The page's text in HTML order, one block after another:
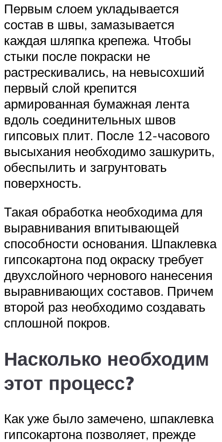
Первым слоем укладывается
состав в швы, замазывается
каждая шляпка крепежа. Чтобы
стыки после покраски не
растрескивались, на невысохший
первый слой крепится
армированная бумажная лента
вдоль соединительных швов
гипсовых плит. После 12-часового
высыхания необходимо зашкурить,
обеспылить и загрунтовать
поверхность.
Такая обработка необходима для
выравнивания впитывающей
способности основания. Шпаклевка
гипсокартона под окраску требует
двухслойного чернового нанесения
выравнивающих составов. Причем
второй раз необходимо создавать
сплошной покров.
Насколько необходим
этот процесс?
Как уже было замечено, шпаклевка
гипсокартона позволяет, прежде